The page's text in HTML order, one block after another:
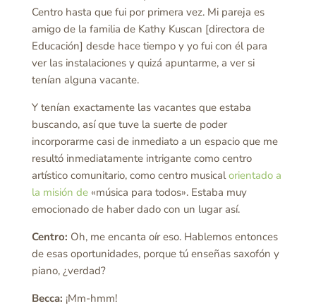
Centro hasta que fui por primera vez. Mi pareja es
amigo de la familia de Kathy Kuscan [directora de
Educación] desde hace tiempo y yo fui con él para
ver las instalaciones y quizá apuntarme, a ver si
tenían alguna vacante.
Y tenían exactamente las vacantes que estaba
buscando, así que tuve la suerte de poder
incorporarme casi de inmediato a un espacio que me
resultó inmediatamente intrigante como centro
artístico comunitario, como centro musicalorientado a
la misión de«música para todos». Estaba muy
emocionado de haber dado con un lugar así.
Centro: Oh, me encanta oír eso. Hablemos entonces
de esas oportunidades, porque tú enseñas saxofón y
piano, ¿verdad?
Becca: ¡Mm-hmm!